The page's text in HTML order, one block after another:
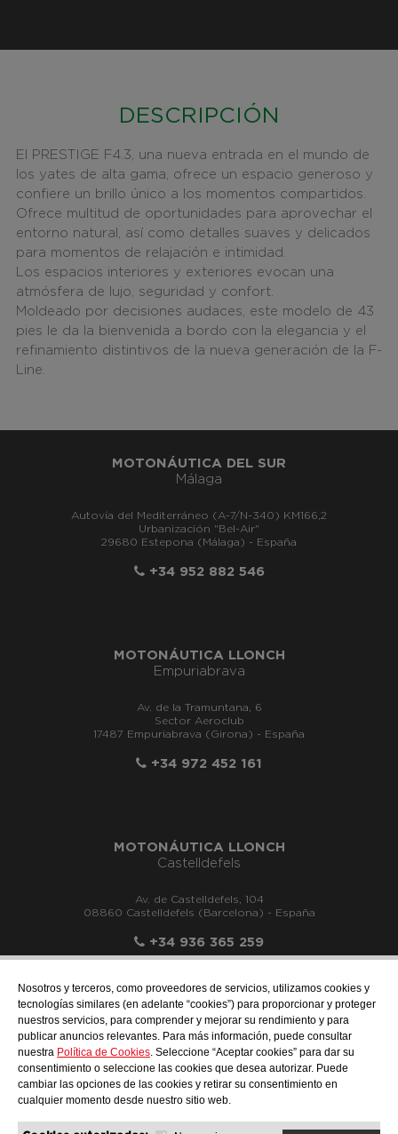
DESCRIPCIÓN
El PRESTIGE F4.3, una nueva entrada en el mundo de
los yates de alta gama, ofrece un espacio generoso y
confiere un brillo único a los momentos compartidos.
Ofrece multitud de oportunidades para aprovechar el
entorno natural, así como detalles suaves y delicados
para momentos de relajación e intimidad.
Los espacios interiores y exteriores evocan una
atmósfera de lujo, seguridad y confort.
Moldeado por decisiones audaces, este modelo de 43
pies le da la bienvenida a bordo con la elegancia y el
refinamiento distintivos de la nueva generación de la F-
Line.
Nosotros y terceros, como proveedores de servicios, utilizamos cookies y
tecnologías similares (en adelante “cookies”) para proporcionar y proteger
nuestros servicios, para comprender y mejorar su rendimiento y para
publicar anuncios relevantes. Para más información, puede consultar
nuestra Política de Cookies. Seleccione “Aceptar cookies” para dar su
consentimiento o seleccione las cookies que desea autorizar. Puede
cambiar las opciones de las cookies y retirar su consentimiento en
cualquier momento desde nuestro sitio web.
MOTONÁUTICA DEL SUR
Málaga
Autovía del Mediterráneo (A-7/N-340) KM166,2
Urbanización "Bel-Air"
29680 Estepona (Málaga) - España
+34 952 882 546
MOTONÁUTICA LLONCH
Empuriabrava
Av. de la Tramuntana, 6
Sector Aeroclub
17487 Empuriabrava (Girona) - España
+34 972 452 161
MOTONÁUTICA LLONCH
Castelldefels
Av. de Castelldefels, 104
08860 Castelldefels (Barcelona) - España
+34 936 365 259
info@motonauticadelsur.com